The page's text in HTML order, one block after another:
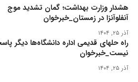
هشدار وزارت بهداشت؛ گمان تشدید موج
آنفلوآنزا در زمستان_خبرخوان
آذر ۲۵, ۱۴۰۴
راه حلهای قدیمی اداره دانشگاه‌ها دیگر
نیست_خبرخوان
آذر ۲۵, ۱۴۰۴